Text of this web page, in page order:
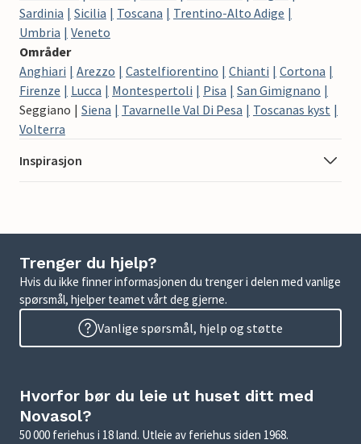
Sardinia
Sicilia Toscana
Trentino-Alto Adige
Umbria
Veneto
Områder
Anghiari
Arezzo Castelfiorentino Chianti
Cortona
Firenze
Lucca Montespertoli Pisa
San Gimignano
Seggiano
Siena Tavarnelle Val Di Pesa
Toscanas kyst
Volterra
Inspirasjon
Trenger du hjelp?
Hvis du ikke finner informasjonen du trenger i delen med vanlige
spørsmål, hjelper teamet vårt deg gjerne.
Vanlige spørsmål, hjelp og støtte
Hvorfor bør du leie ut huset ditt med
Novasol?
50 000 feriehus i 18 land. Utleie av feriehus siden 1968.